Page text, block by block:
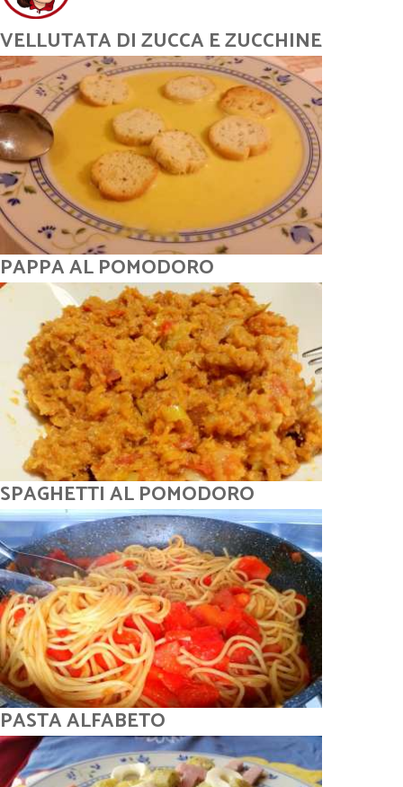
VELLUTATA DI ZUCCA E ZUCCHINE
PAPPA AL POMODORO
SPAGHETTI AL POMODORO
PASTA ALFABETO